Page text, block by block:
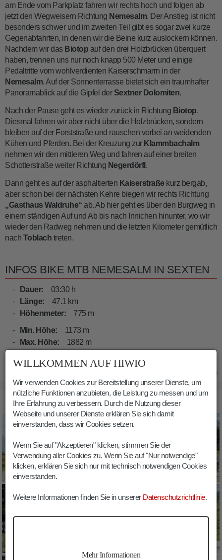
am Ende vom Parkplatz fahren wir rechts hoch und folgen ab
jetzt den Wegweisern Richtung Nemesalm. Der Anstieg ist nicht
besonders schwer und im zweiten Teil gibt es sogar zwei kurze
Gegenabfahrten, in denen wir die Beine kurz auslockern können.
Nachdem wir das Biotop auf den drei Holzbrücken überquert
haben, trennen uns nur noch knapp 500 Meter und einige
Pedaltritte vom wohlverdienten Kaiserschmarrn in der
Nemesalm. Auf der Sonnenterrasse bietet sich ein traumhafter
Panoramablick auf die Gipfel derSextner Dolomiten.
Nach der Pause geht es wieder zurück in Richtung Biotop.
Diesmal fahren wir aber nicht über die Holzbrücken, sondern
bleiben auf der Forststraße und rauschen vorbei an weidenden
Kühen und Pferden. Bei der Kreuzung zur Klammbachalm
nehmen wir den mittleren Weg und fahren auf einer breiten
Schotterstraße weiter Richtung Negerdörfl .
Dann geht es auf der asphaltierten Kaiserstraßekurz bergab,
aber schon bei der nächsten Kehre biegen wir rechts Richtung
„Gasthaus Waldruhe“ ab. Ab hier geht es über den Burgweg in
einem ständigen Auf und Ab bis nach Innichen hinunter, wo wir
wieder den Radweg nehmen und die letzten Kilometer gemütlich
nach Toblach treten.
INFOS BIKE MTB NEMESALM IN SEXTEN
Dauer:
03:30 h
Länge:
47.1 km
Höhenmeter:
775 m
Min. Höhe:
1173 m
Max. Höhe:
1882 m
BILDER BIKE MTB NEMESALM IN SEXTEN
WILLKOMMEN AUF HIWIO
Wir verwenden Cookies zur Bereitstellung unserer Dienste, um
nützliche Funktionen anzubieten, die Leistung zu messen und um
Ihre Erfahrung zu verbessern. Durch die Nutzung dieser
Webseite und unserer Dienste erklären Sie sich damit
einverstanden, dass wir Cookies setzen.
Wenn Sie auf "Akzeptieren" klicken, stimmen Sie der
Verwendung aller Cookies zu. Wenn Sie auf "Nur notwendige"
klicken, erklären Sie sich nur mit technisch notwendigen Cookies
einverstanden.
Weitere Informationen finden Sie in unserer Datenschutzrichtlinie.
Mehr Informationen